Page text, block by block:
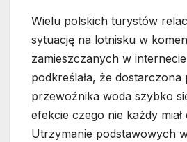
Wielu polskich turystów
sytuację na lotnisku w
zamieszczanych w
podkreślała, że dostarczona
przewoźnika woda szybko
efekcie czego nie każdy miał
Utrzymanie podstawowych